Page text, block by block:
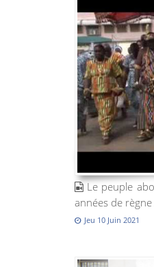
Le peuple
années de règne
Jeu 10 Juin 2021